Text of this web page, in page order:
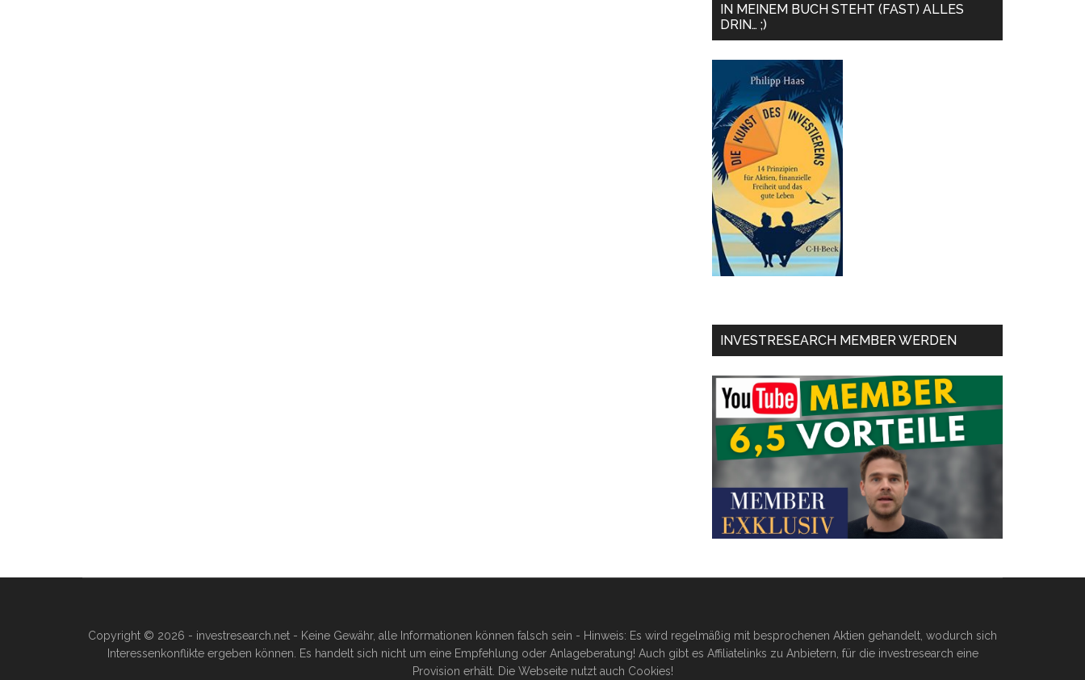
IN MEINEM BUCH STEHT (FAST) ALLES
DRIN… ;)
INVESTRESEARCH MEMBER WERDEN
Copyright © 2026 - investresearch.net - Keine Gewähr, alle Informationen können falsch sein - Hinweis: Es wird regelmäßig mit besprochenen Aktien gehandelt, wodurch sich
Interessenkonflikte ergeben können. Es handelt sich nicht um eine Empfehlung oder Anlageberatung! Auch gibt es Affiliatelinks zu Anbietern, für die investresearch eine
Provision erhält. Die Webseite nutzt auch Cookies!